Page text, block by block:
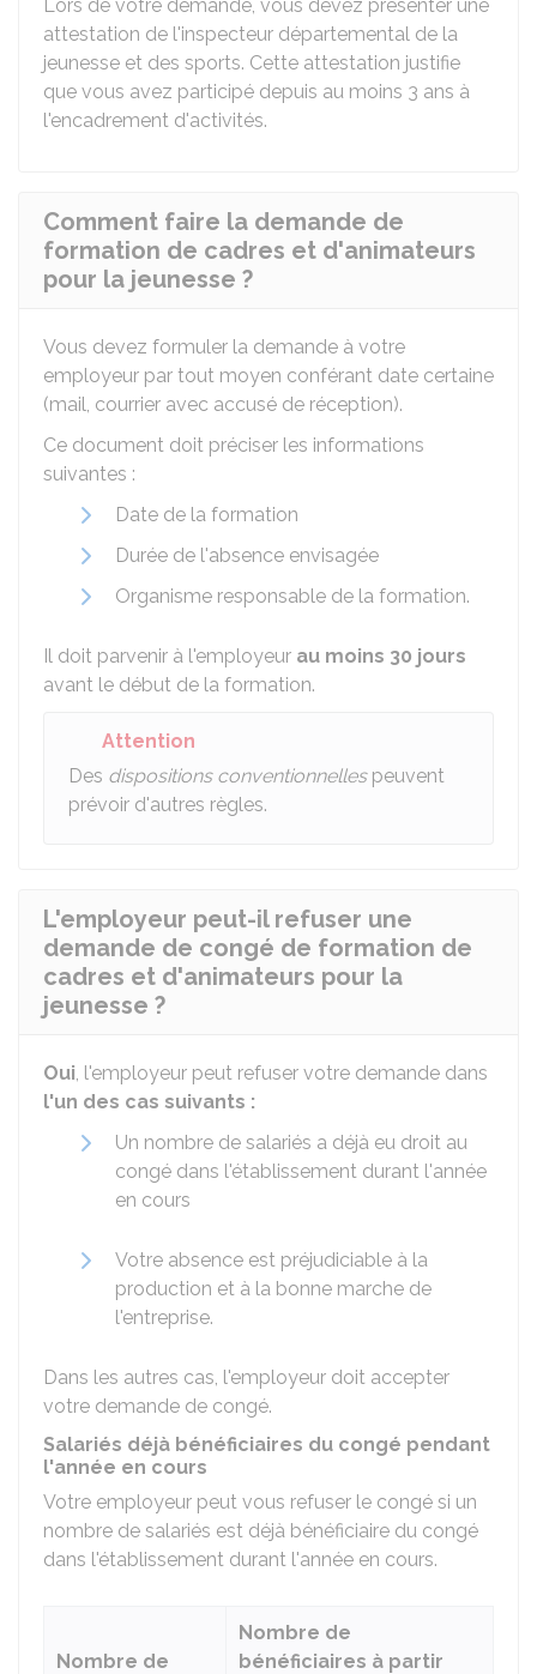
Lors de votre demande, vous devez présenter une
attestation de l'inspecteur départemental de la
jeunesse et des sports. Cette attestation justifie
que vous avez participé depuis au moins 3 ans à
l'encadrement d'activités.
Comment faire la demande de
formation de cadres et d'animateurs
pour la jeunesse ?
Vous devez formuler la demande à votre
employeur par tout moyen conférant date certaine
(mail, courrier avec accusé de réception).
Ce document doit préciser les informations
suivantes :
Date de la formation
Durée de l'absence envisagée
Organisme responsable de la formation.
Il doit parvenir à l'employeur au moins 30 jours
avant le début de la formation.
Attention
Des dispositions conventionnellespeuvent
prévoir d'autres règles.
L'employeur peut-il refuser une
demande de congé de formation de
cadres et d'animateurs pour la
jeunesse ?
Oui, l'employeur peut refuser votre demande dans
l'un des cas suivants :
Un nombre de salariés a déjà eu droit au
congé dans l'établissement durant l'année
en cours
Votre absence est préjudiciable à la
production et à la bonne marche de
l'entreprise.
Dans les autres cas, l'employeur doit accepter
votre demande de congé.
Salariés déjà bénéficiaires du congé pendant
l'année en cours
Votre employeur peut vous refuser le congé si un
nombre de salariés est déjà bénéficiaire du congé
dans l'établissement durant l'année en cours.
Nombre de
Nombre de
bénéficiaires à partir